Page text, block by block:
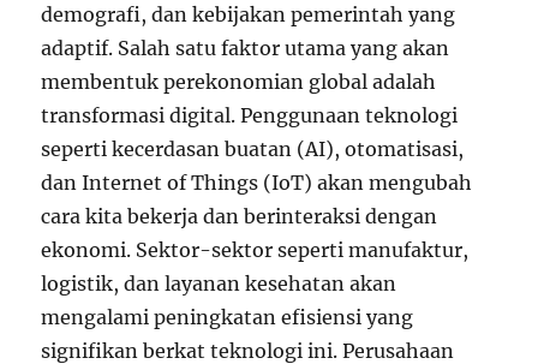
demografi, dan kebijakan pemerintah yang
adaptif. Salah satu faktor utama yang akan
membentuk perekonomian global adalah
transformasi digital. Penggunaan teknologi
seperti kecerdasan buatan (AI), otomatisasi,
dan Internet of Things (IoT) akan mengubah
cara kita bekerja dan berinteraksi dengan
ekonomi. Sektor-sektor seperti manufaktur,
logistik, dan layanan kesehatan akan
mengalami peningkatan efisiensi yang
signifikan berkat teknologi ini. Perusahaan